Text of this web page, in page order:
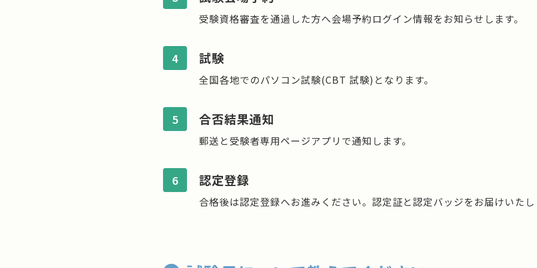
受験資格審査を通過した方へ会場予約ログイン情報をお知らせします。
4 試験
全国各地でのパソコン試験(CBT 試験)となります。
5 合否結果通知
郵送と受験者専用ページアプリで通知します。
6 認定登録
合格後は認定登録へお進みください。認定証と認定バッジをお届けいた